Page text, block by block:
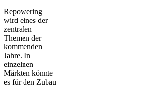
Repowering
wird eines der
zentralen
Themen der
kommenden
Jahre. In
einzelnen
Märkten könnte
es für den Zubau